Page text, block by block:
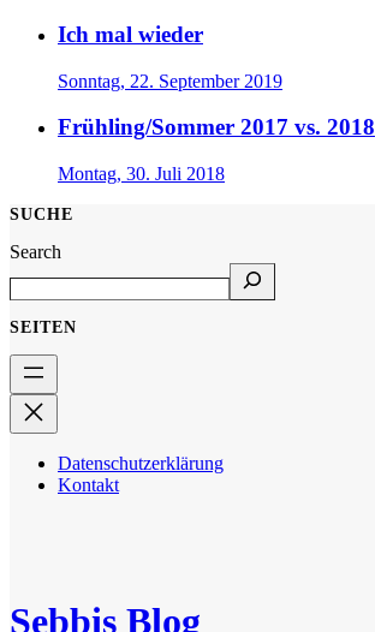
Ich mal wieder
Sonntag, 22. September 2019
Frühling/Sommer 2017 vs. 2018
Montag, 30. Juli 2018
SUCHE
Search
SEITEN
Datenschutzerklärung
Kontakt
Sebbis Blog